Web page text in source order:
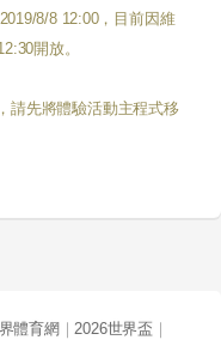
2019/8/8 12:00，目前因維
開放。
請先將體驗活動主程式移
體育網 ｜2026世界盃